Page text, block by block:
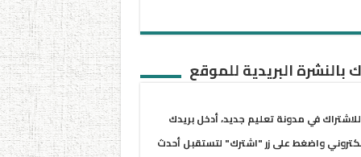
بالنشرة البريدية للموقع
للاشتراك في مدونة تعليم جديد، أدخل بريدك
واضغط على زر "اشترك" لتستقبل أحدث